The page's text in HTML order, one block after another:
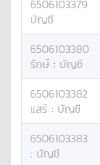
6506103379
บัญชี
6506103380
รักษ์ : บัญชี
6506103382
แสร์ : บัญชี
6506103383
: บัญชี